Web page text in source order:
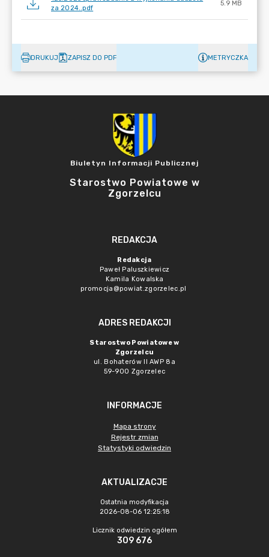
za 2024..pdf
5.9 MB
DRUKUJ ZAPISZ DO PDF METRYCZKA
Biuletyn Informacji Publicznej
Starostwo Powiatowe w
Zgorzelcu
REDAKCJA
Redakcja
Paweł Paluszkiewicz
Kamila Kowalska
promocja@powiat.zgorzelec.pl
ADRES REDAKCJI
Starostwo Powiatowe w
Zgorzelcu
ul. Bohaterów II AWP 8a
59-900 Zgorzelec
INFORMACJE
Mapa strony
Rejestr zmian
Statystyki odwiedzin
AKTUALIZACJE
Ostatnia modyfikacja
2026-08-06 12:25:18
Licznik odwiedzin ogółem
309 676